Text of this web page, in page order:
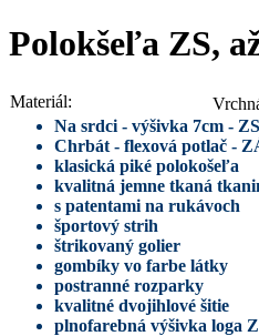
Polokšeľa ZS,
Materiál:
Na srdci - výšivka 7cm -
Chrbát - flexová potlač -
klasická piké polokošeľa
kvalitná jemne tkaná
s patentami na rukávoch
športový strih
štrikovaný golier
gombíky vo farbe látky
postranné rozparky
kvalitné dvojihlové šitie
plnofarebná výšivka loga